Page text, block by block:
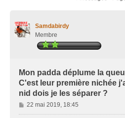
Samdabirdy
Membre
Mon padda déplume la
C'est leur première nichée
nid dois je les séparer ?
M
e
22 mai 2019, 18:45